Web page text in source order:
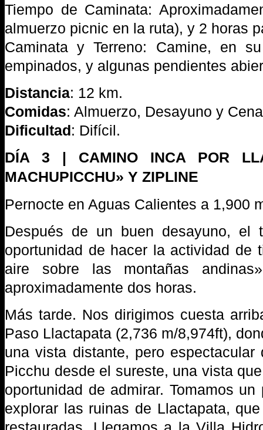
Tiempo de Caminata:
almuerzo picnic en la ruta), y 2 horas
Caminata y Terreno: Camine, en
empinados, y algunas pendientes
Distancia: 12 km.
Comidas: Almuerzo, Desayuno y Cena
Dificultad: Difícil.
DÍA 3 | CAMINO INCA POR
MACHUPICCHU» Y ZIPLINE
Pernocte en Aguas Calientes a 1,900
Después de un buen desayuno, el
oportunidad de hacer la actividad de
aire sobre las montañas
aproximadamente dos horas.
Más tarde. Nos dirigimos cuesta
Paso Llactapata (2,736 m/8,974ft),
una vista distante, pero
Picchu desde el sureste, una vista
oportunidad de admirar. Tomamos
explorar las ruinas de Llactapata,